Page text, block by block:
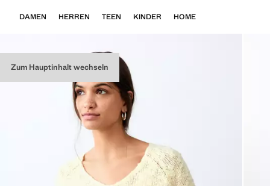
Zum Hauptinhalt wechseln
DAMEN HERREN TEEN KINDER HOME